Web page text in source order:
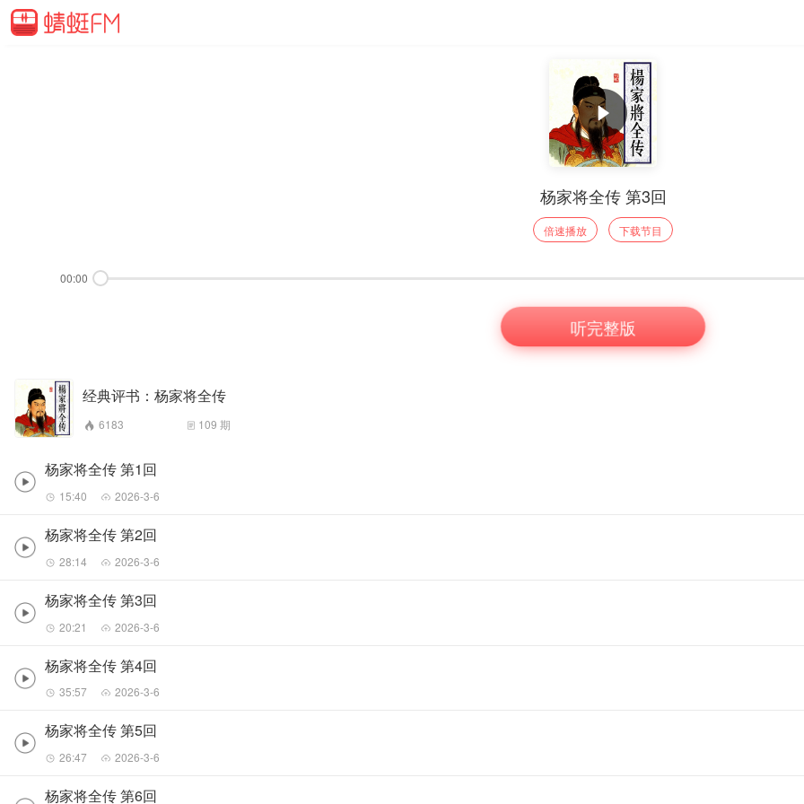
杨家将全传 第3回
倍速播放 下载节目
00:00
听完整版
经典评书：杨家将全传
6183 109 期
杨家将全传 第1回
15:40 2026-3-6
杨家将全传 第2回
28:14 2026-3-6
杨家将全传 第3回
20:21 2026-3-6
杨家将全传 第4回
35:57 2026-3-6
杨家将全传 第5回
26:47 2026-3-6
杨家将全传 第6回